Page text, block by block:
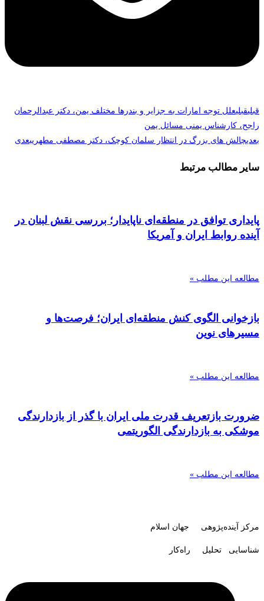
قبلیقبلیعلل توجه امارات به جزایر و بندرها مختلف یمن، دکتر عبدالرحمان
راجح، کارشناس یمنی مسائل یمن
بعدیچالش های بزرگ در انتظار سلمان کوچک، دکتر مصطفی مطهریبعدی
سایر مطالب مرتبط
پایداری توافق در منطقه‌ای ناپایدار؛ بررسی نقش لبنان در
آینده روابط ایران و آمریکا
مطالعه این مطلب »
بازخوانی الگوی کنش منطقه‌ای ایران؛ فرصت‌ها و
مسیرهای نوین
مطالعه این مطلب »
ضرورت بازتعریف قدرت ملی ایران با گذر از بازدارندگی
موشکی به بازدارندگی الگوریتمی
مطالعه این مطلب »
مرکز آینده‌پژوهی جهان اسلام
شناسایی تحلیل راه‌کار